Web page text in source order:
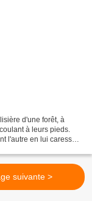
d'une forêt, à
à leurs pieds.
l'autre en lui caressant
suivante >